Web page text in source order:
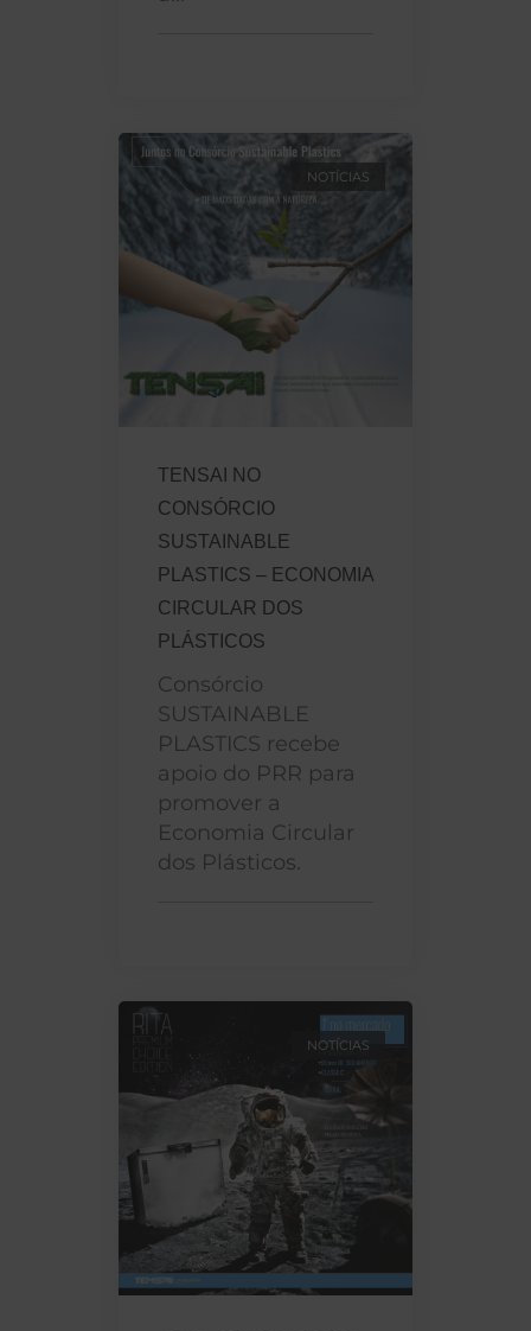
NOTÍCIAS
TENSAI NO
CONSÓRCIO
SUSTAINABLE
PLASTICS – ECONOMIA
CIRCULAR DOS
PLÁSTICOS
Consórcio
SUSTAINABLE
PLASTICS recebe
apoio do PRR para
promover a
Economia Circular
dos Plásticos.
NOTÍCIAS